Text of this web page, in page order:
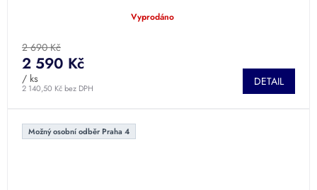
produktu
je
5,0
z
Vyprodáno
2 690 Kč
2 140,50 Kč bez DPH
2 590 Kč
/ ks DETAIL
Možný osobní odběr Praha 4